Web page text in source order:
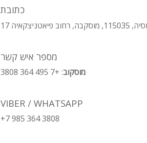
כתובת
מוסקבה, רחוב פיאטניצקאיה 17
מספר איש קשר
מוסקוב: +7 495 364 3808
VIBER / WHATSAPP
+7 985 364 3808